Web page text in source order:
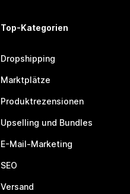
Top-Kategorien
Dropshipping
Marktplätze
Produktrezensionen
Upselling und Bundles
E-Mail-Marketing
SEO
Versand